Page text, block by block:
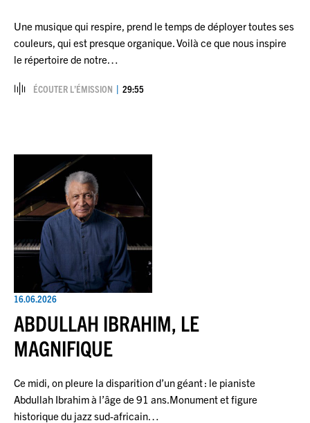
Une musique qui respire, prend le temps de déployer toutes ses
couleurs, qui est presque organique. Voilà ce que nous inspire
le répertoire de notre…
ÉCOUTER L’ÉMISSION 29:55
16.06.2026
ABDULLAH IBRAHIM, LE
MAGNIFIQUE
Ce midi, on pleure la disparition d’un géant : le pianiste
Abdullah Ibrahim à l’âge de 91 ans.Monument et figure
historique du jazz sud-africain…